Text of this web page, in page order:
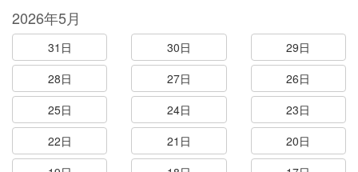
2026年5月
31日 30日
29日
28日
27日
26日
25日
24日
23日
22日
21日
20日